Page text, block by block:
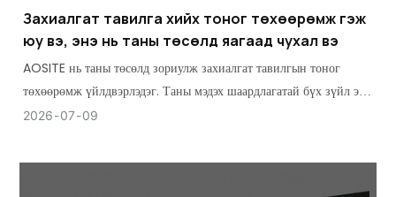
Захиалгат тавилга хийх тоног төхөөрөмж гэж
юу вэ, энэ нь таны төсөлд яагаад чухал вэ
AOSITE нь таны төсөлд зориулж захиалгат тавилгын тоног
төхөөрөмж үйлдвэрлэдэг. Таны мэдэх шаардлагатай бүх зүйл энд
байна: төрөл, онцлог, тэдгээрийн ач холбогдол.
2026 07 09